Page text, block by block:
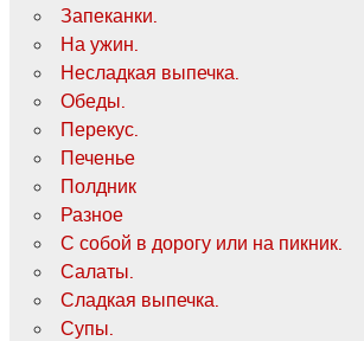
Запеканки.
На ужин.
Несладкая выпечка.
Обеды.
Перекус.
Печенье
Полдник
Разное
С собой в дорогу или на пикник.
Салаты.
Сладкая выпечка.
Супы.